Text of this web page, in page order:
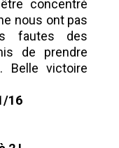
concentré
nous ont pas
fautes des
de prendre
Belle victoire
16